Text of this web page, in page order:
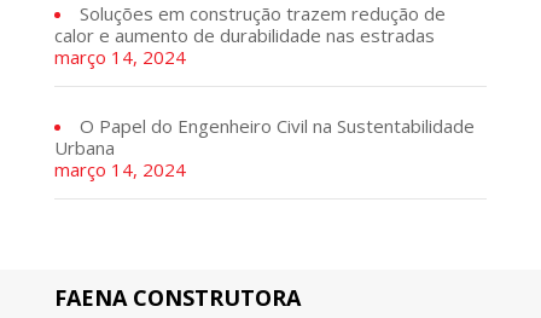
Soluções em construção trazem redução de
calor e aumento de durabilidade nas estradas
março 14, 2024
O Papel do Engenheiro Civil na Sustentabilidade
Urbana
março 14, 2024
FAENA CONSTRUTORA